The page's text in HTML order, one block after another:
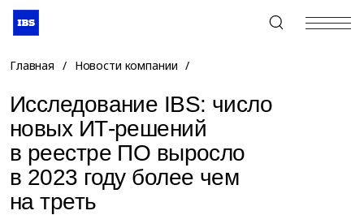
+7 (495) 967-80-80
Главная / Новости компании /
Исследование IBS: число
новых ИТ-решений
в реестре ПО выросло
в 2023 году более чем
на треть